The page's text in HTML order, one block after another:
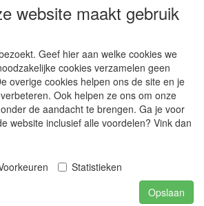
kunststof platen, folies, buizen
productontwerp en
oplossingen.
website maakt gebruik
Geef hier aan welke cookies we
cookies verzamelen geen
overige cookies helpen ons de site en je
Ook helpen ze ons om onze
de aandacht te brengen. Ga je voor
website inclusief alle voordelen? Vink dan
Statistieken
Opslaan